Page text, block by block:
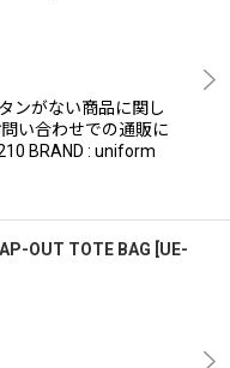
ンがない商品に関し
い合わせでの通販に
BRAND : uniform
OUT TOTE BAG UE-